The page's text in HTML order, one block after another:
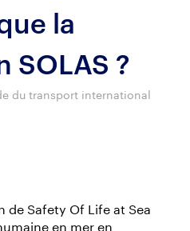
la
SOLAS ?
du transport international
de Safety Of Life at Sea
en mer en